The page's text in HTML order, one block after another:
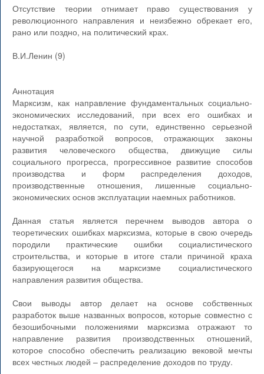
Отсутствие теории отнимает право существования у
революционного направления и неизбежно обрекает его,
рано или поздно, на политический крах.
В.И.Ленин (9)
Аннотация
Марксизм, как направление фундаментальных социально-
экономических исследований, при всех его ошибках и
недостатках, является, по сути, единственно серьезной
научной разработкой вопросов, отражающих законы
развития человеческого общества, движущие силы
социального прогресса, прогрессивное развитие способов
производства и форм распределения доходов,
производственные отношения, лишенные социально-
экономических основ эксплуатации наемных работников.
Данная статья является перечнем выводов автора о
теоретических ошибках марксизма, которые в свою очередь
породили практические ошибки социалистического
строительства, и которые в итоге стали причиной краха
базирующегося на марксизме социалистического
направления развития общества.
Свои выводы автор делает на основе собственных
разработок выше названных вопросов, которые совместно с
безошибочными положениями марксизма отражают то
направление развития производственных отношений,
которое способно обеспечить реализацию вековой мечты
всех честных людей – распределение доходов по труду.